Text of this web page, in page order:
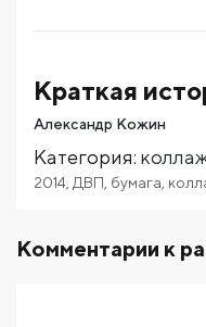
Краткая
Александр Кожин
Категория:
2014 ДВП бумага
Комментарии к